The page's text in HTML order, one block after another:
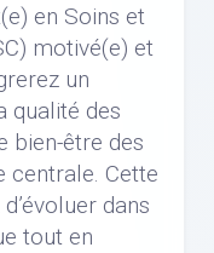
en Soins et
motivé(e) et
un
qualité des
bien-être des
centrale. Cette
dans
tout en